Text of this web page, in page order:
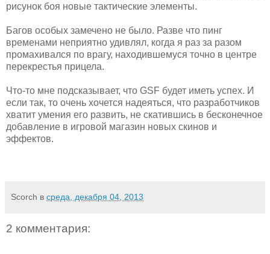
рисунок боя новые тактические элементы.
Багов особых замечено не было. Разве что пинг
временами неприятно удивлял, когда я раз за разом
промахивался по врагу, находившемуся точно в центре
перекрестья прицела.
Что-то мне подсказывает, что GSF будет иметь успех. И
если так, то очень хочется надеяться, что разработчиков
хватит умения его развить, не скатившись в бесконечное
добавление в игровой магазин новых скинов и
эффектов.
Scorch в среда, декабря 04, 2013
2 комментария: